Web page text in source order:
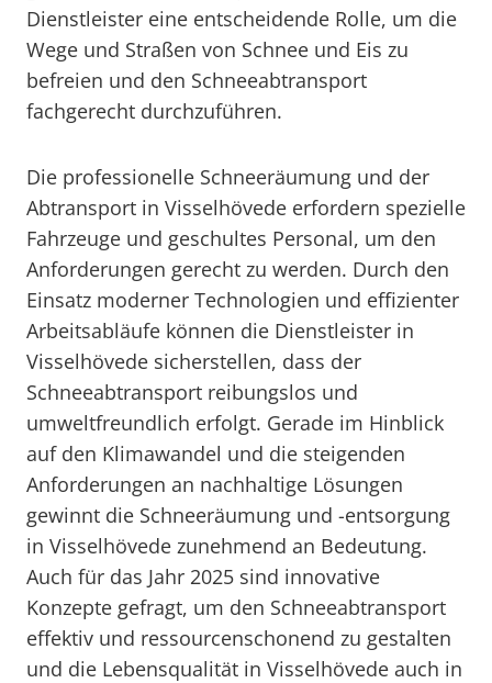
Dienstleister eine entscheidende Rolle, um die
Wege und Straßen von Schnee und Eis zu
befreien und den Schneeabtransport
fachgerecht durchzuführen.
Die professionelle Schneeräumung und der
Abtransport in Visselhövede erfordern spezielle
Fahrzeuge und geschultes Personal, um den
Anforderungen gerecht zu werden. Durch den
Einsatz moderner Technologien und effizienter
Arbeitsabläufe können die Dienstleister in
Visselhövede sicherstellen, dass der
Schneeabtransport reibungslos und
umweltfreundlich erfolgt. Gerade im Hinblick
auf den Klimawandel und die steigenden
Anforderungen an nachhaltige Lösungen
gewinnt die Schneeräumung und -entsorgung
in Visselhövede zunehmend an Bedeutung.
Auch für das Jahr 2025 sind innovative
Konzepte gefragt, um den Schneeabtransport
effektiv und ressourcenschonend zu gestalten
und die Lebensqualität in Visselhövede auch in